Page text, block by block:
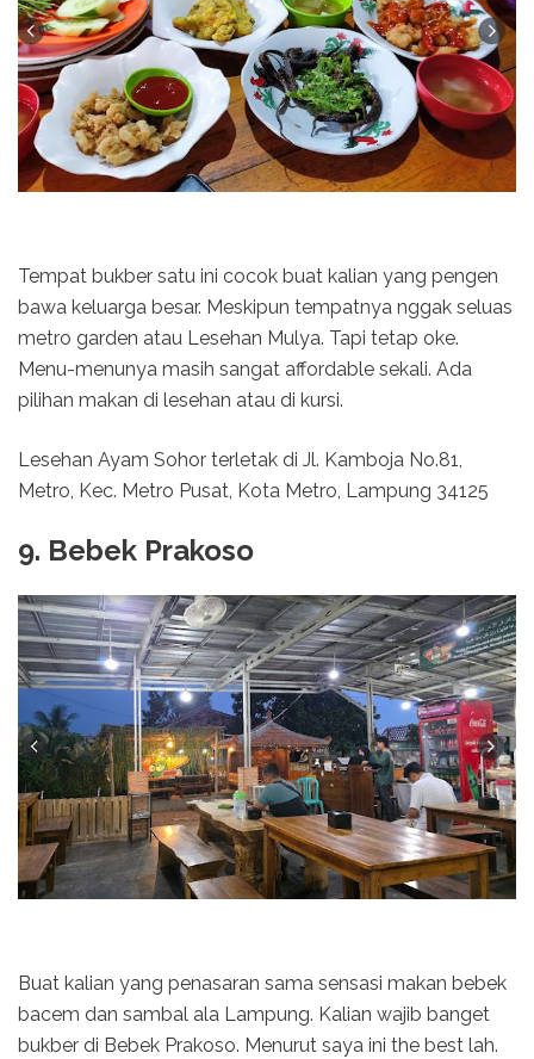
Tempat bukber satu ini cocok buat kalian yang pengen
bawa keluarga besar. Meskipun tempatnya nggak seluas
metro garden atau Lesehan Mulya. Tapi tetap oke.
Menu-menunya masih sangat affordable sekali. Ada
pilihan makan di lesehan atau di kursi.
Lesehan Ayam Sohor terletak di Jl. Kamboja No.81,
Metro, Kec. Metro Pusat, Kota Metro, Lampung 34125
9. Bebek Prakoso
Buat kalian yang penasaran sama sensasi makan bebek
bacem dan sambal ala Lampung. Kalian wajib banget
bukber di Bebek Prakoso. Menurut saya ini the best lah.